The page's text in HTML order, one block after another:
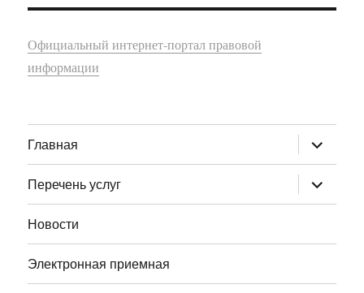
Официальный интернет-портал правовой
информации
Главная раскрыть
дочернее
меню
Перечень услуг
раскрыть
дочернее
меню
Новости
Электронная приемная